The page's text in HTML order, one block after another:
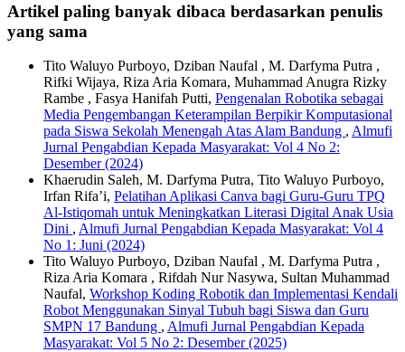
Artikel paling banyak dibaca berdasarkan penulis
yang sama
Tito Waluyo Purboyo, Dziban Naufal , M. Darfyma Putra ,
Rifki Wijaya, Riza Aria Komara, Muhammad Anugra Rizky
Rambe , Fasya Hanifah Putti, Pengenalan Robotika sebagai
Media Pengembangan Keterampilan Berpikir Komputasional
pada Siswa Sekolah Menengah Atas Alam Bandung , Almufi
Jurnal Pengabdian Kepada Masyarakat: Vol 4 No 2:
Desember (2024)
Khaerudin Saleh, M. Darfyma Putra, Tito Waluyo Purboyo,
Irfan Rifa’i, Pelatihan Aplikasi Canva bagi Guru-Guru TPQ
Al-Istiqomah untuk Meningkatkan Literasi Digital Anak Usia
Dini , Almufi Jurnal Pengabdian Kepada Masyarakat: Vol 4
No 1: Juni (2024)
Tito Waluyo Purboyo, Dziban Naufal , M. Darfyma Putra ,
Riza Aria Komara , Rifdah Nur Nasywa, Sultan Muhammad
Naufal, Workshop Koding Robotik dan Implementasi Kendali
Robot Menggunakan Sinyal Tubuh bagi Siswa dan Guru
SMPN 17 Bandung , Almufi Jurnal Pengabdian Kepada
Masyarakat: Vol 5 No 2: Desember (2025)